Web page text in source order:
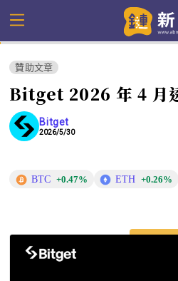
贊助文章
Bitget 2026 年 4 月
Bitget
2026/5/30
BTC +0.47% ETH +0.26%